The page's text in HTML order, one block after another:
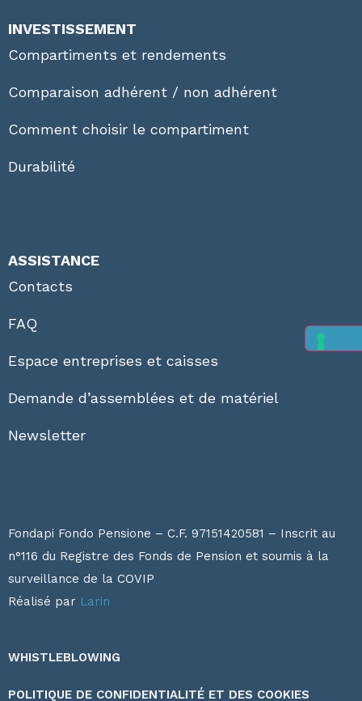
INVESTISSEMENT
Compartiments et rendements
Comparaison adhérent / non adhérent
Comment choisir le compartiment
Durabilité
ASSISTANCE
Contacts
FAQ
Espace entreprises et caisses
Demande d’assemblées et de matériel
Newsletter
Fondapi Fondo Pensione – C.F. 97151420581 – Inscrit au
n°116 du Registre des Fonds de Pension et soumis à la
surveillance de la COVIP
Réalisé par Larin
WHISTLEBLOWING
POLITIQUE DE CONFIDENTIALITÉ ET DES COOKIES